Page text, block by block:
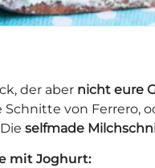
der aber nicht eure
von Ferrero,
selfmade
mit Joghurt: